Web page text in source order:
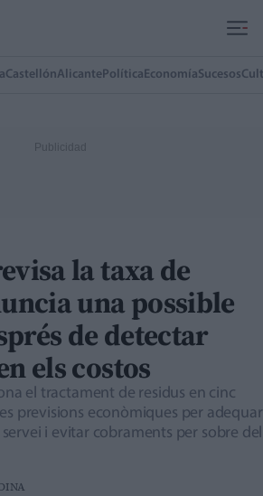
CastellónAlicante Política EconomíaSucesos
la taxa de
una possible
de detectar
els costos
el tractament de residus en cinc
previsions econòmiques per adequar
i evitar cobraments per sobre del